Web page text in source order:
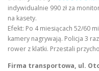
indywidualnie 990 zł za
na kasety.
Efekt: Po 4 miesiącach 52/60
kamery nagrywają. Policja 3
rower z klatki. Przestali
Firma transportowa, ul.